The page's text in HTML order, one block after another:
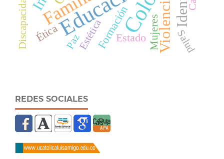
Violencia
Ética Formación Mujeres
Estado Salud
Discapacidad Estética
Paz
REDES SOCIALES